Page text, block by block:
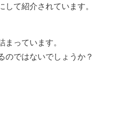
て紹介されています。
っています。
のではないでしょうか？